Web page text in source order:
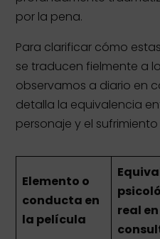
por la pena.
Para clarificar cómo
se traducen fielmente a
observamos a diario en
detalla la equivalencia
personaje y el
Elemento o
conducta en
la película
real en